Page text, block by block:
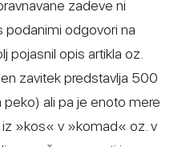
zadeve ni
podanimi odgovori na
pojasnil opis artikla oz.
zavitek predstavlja 500
peko) ali pa je enoto mere
»kos« v »komad« oz. v